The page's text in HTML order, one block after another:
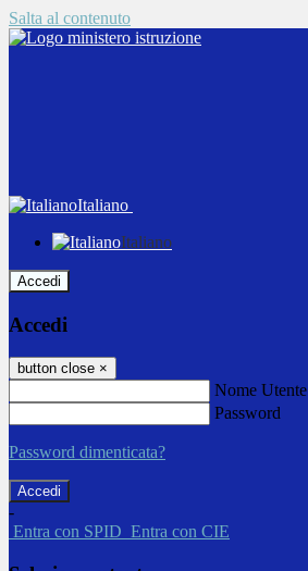
Salta al contenuto
Italiano
Italiano
Accedi
Accedi
button close ×
Nome Utente
Password
Password dimenticata?
-
Entra con SPID Entra con CIE